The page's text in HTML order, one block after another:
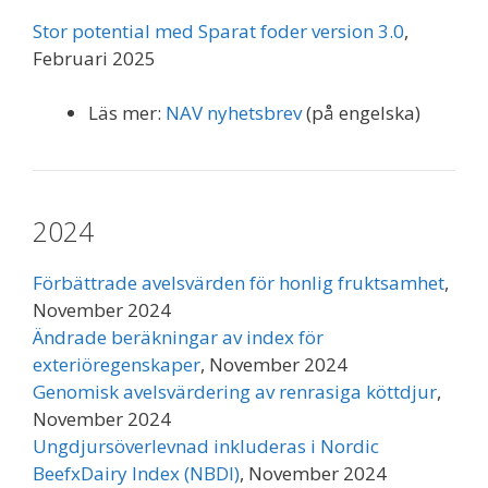
Stor potential med Sparat foder version 3.0,
Februari 2025
Läs mer: NAV nyhetsbrev(på engelska)
2024
Förbättrade avelsvärden för honlig fruktsamhet,
November 2024
Ändrade beräkningar av index för
exteriöregenskaper, November 2024
Genomisk avelsvärdering av renrasiga köttdjur,
November 2024
Ungdjursöverlevnad inkluderas i Nordic
BeefxDairy Index (NBDI), November 2024